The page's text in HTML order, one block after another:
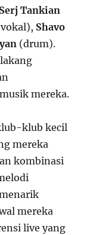
Serj Tankian
Shavo
(drum).
mereka.
klub kecil
mereka
kombinasi
mereka
live yang